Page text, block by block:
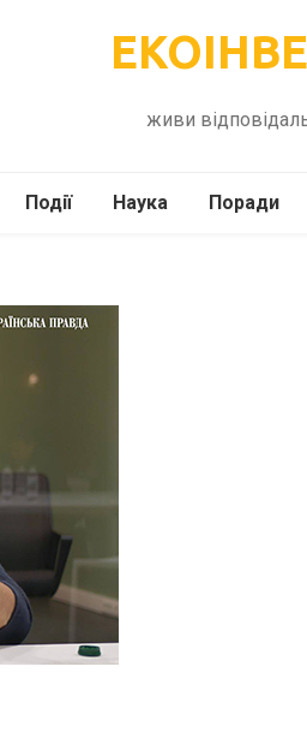
живи
Події
Інше
Наука
Психологія
Поради